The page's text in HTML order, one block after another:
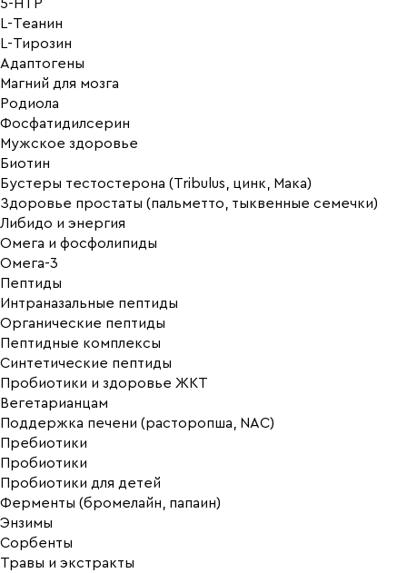
5-HTP
L-Теанин
L-Тирозин
Адаптогены
Магний для мозга
Родиола
Фосфатидилсерин
Мужское здоровье
Биотин
Бустеры тестостерона (Tribulus, цинк, Мака)
Здоровье простаты (пальметто, тыквенные семечки)
Либидо и энергия
Омега и фосфолипиды
Омега-3
Пептиды
Интраназальные пептиды
Органические пептиды
Пептидные комплексы
Синтетические пептиды
Пробиотики и здоровье ЖКТ
Вегетарианцам
Поддержка печени (расторопша, NAC)
Пребиотики
Пробиотики
Пробиотики для детей
Ферменты (бромелайн, папаин)
Энзимы
Сорбенты
Травы и экстракты